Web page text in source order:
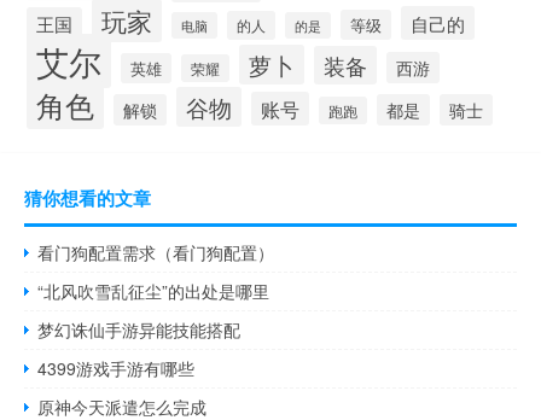
王国 玩家 电脑 的人 的是 等级 自己的
艾尔 英雄 荣耀 萝卜 装备 西游
角色 解锁 谷物 账号 跑跑 都是 骑士
猜你想看的文章
看门狗配置需求（看门狗配置）
“北风吹雪乱征尘”的出处是哪里
梦幻诛仙手游异能技能搭配
4399游戏手游有哪些
原神今天派遣怎么完成